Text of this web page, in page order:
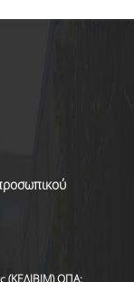
(ΚΕΔΙΒΙΜ) ΟΠΑ: